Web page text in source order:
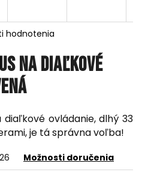
hodnotenia
na diaľkové
diaľkové ovládanie, dlhý 33
je tá správna voľba!
Možnosti doručenia